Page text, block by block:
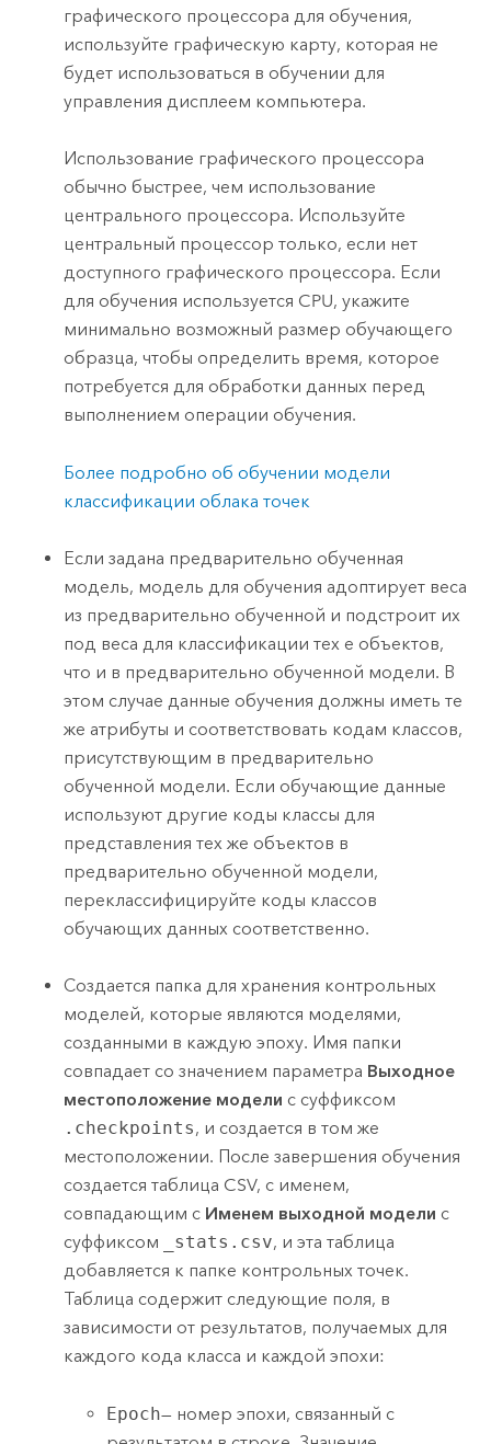
графического процессора для обучения,
используйте графическую карту, которая не
будет использоваться в обучении для
управления дисплеем компьютера.
Использование графического процессора
обычно быстрее, чем использование
центрального процессора. Используйте
центральный процессор только, если нет
доступного графического процессора. Если
для обучения используется CPU, укажите
минимально возможный размер обучающего
образца, чтобы определить время, которое
потребуется для обработки данных перед
выполнением операции обучения.
Более подробно об обучении модели
классификации облака точек
Если задана предварительно обученная
модель, модель для обучения адоптирует веса
из предварительно обученной и подстроит их
под веса для классификации тех е объектов,
что и в предварительно обученной модели. В
этом случае данные обучения должны иметь те
же атрибуты и соответствовать кодам классов,
присутствующим в предварительно
обученной модели. Если обучающие данные
используют другие коды классы для
представления тех же объектов в
предварительно обученной модели,
переклассифицируйте коды классов
обучающих данных соответственно.
Создается папка для хранения контрольных
моделей, которые являются моделями,
созданными в каждую эпоху. Имя папки
совпадает со значением параметра Выходное
местоположение модели с суффиксом
.checkpoints, и создается в том же
местоположении. После завершения обучения
создается таблица CSV, с именем,
совпадающим с Именем выходной модели с
суффиксом
_stats.csv, и эта таблица
добавляется к папке контрольных точек.
Таблица содержит следующие поля, в
зависимости от результатов, получаемых для
каждого кода класса и каждой эпохи:
Epoch— номер эпохи, связанный с